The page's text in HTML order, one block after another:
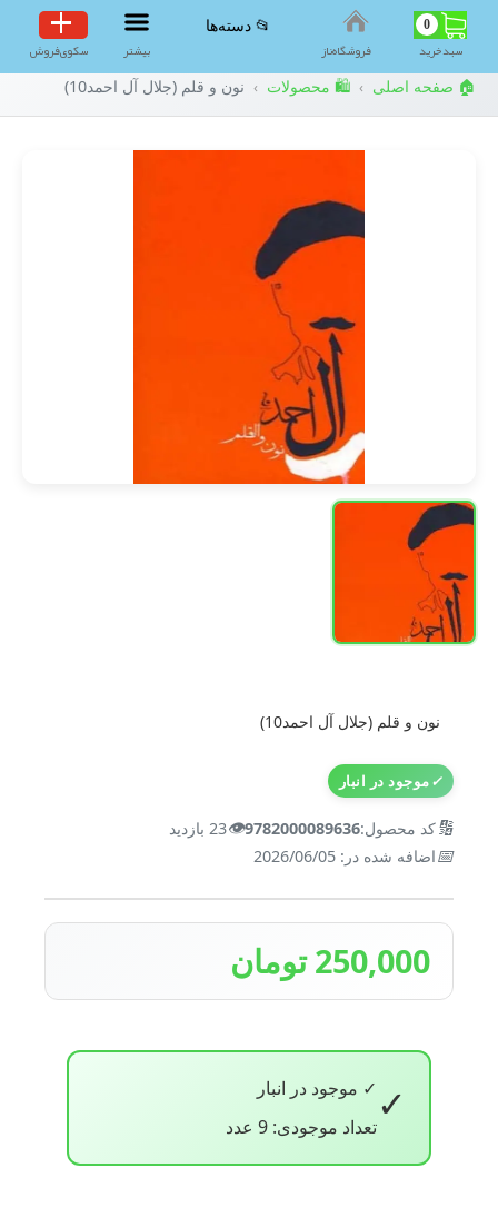
0
سبد‌خرید فروشگاه‌ناز
📂 دسته‌ها
بیشتر سکوی‌فروش
🏠 صفحه اصلی › 🛍️ محصولات › نون و قلم (جلال آل احمد10)
نون و قلم (جلال آل احمد10)
✓موجود در انبار
🔢کد محصول:9782000089636
👁️23 بازدید
📅اضافه شده در: 2026/06/05
250,000 تومان
✓ ✓ موجود در انبار
تعداد موجودی: 9 عدد